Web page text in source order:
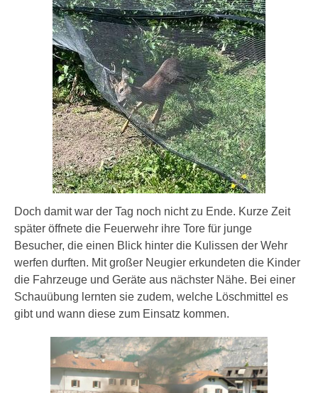
Doch damit war der Tag noch nicht zu Ende. Kurze Zeit
später öffnete die Feuerwehr ihre Tore für junge
Besucher, die einen Blick hinter die Kulissen der Wehr
werfen durften. Mit großer Neugier erkundeten die Kinder
die Fahrzeuge und Geräte aus nächster Nähe. Bei einer
Schauübung lernten sie zudem, welche Löschmittel es
gibt und wann diese zum Einsatz kommen.